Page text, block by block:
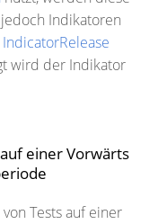
Indikatoren
IndicatorRelease
wird der Indikator
einer Vorwärts
Tests auf einer